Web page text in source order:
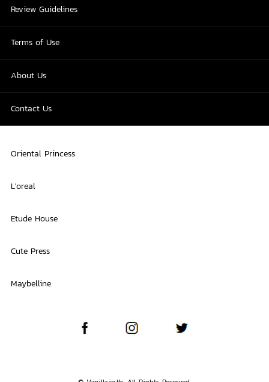
Review Guidelines
Terms of Use
About Us
Contact Us
Oriental Princess
L'oreal
Etude House
Cute Press
Maybelline